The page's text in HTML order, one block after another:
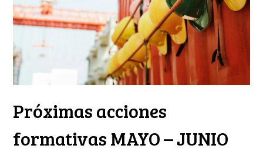
Próximas acciones
formativas MAYO – JUNIO